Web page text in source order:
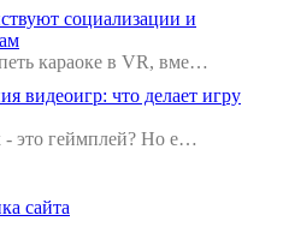
социализации и
караоке в VR, вме…
видеоигр: что делает игру
- это геймплей? Но е…
сайта